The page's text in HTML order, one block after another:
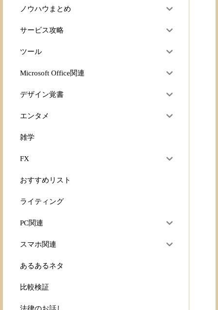
ノウハウまとめ
サービス攻略
ツール
Microsoft Office関連
デザイン覚書
エンタメ
雑学
FX
おすすめリスト
ライティング
PC関連
スマホ関連
あるあるネタ
比較検証